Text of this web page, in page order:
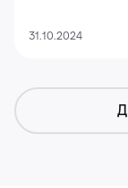
31.10.2024